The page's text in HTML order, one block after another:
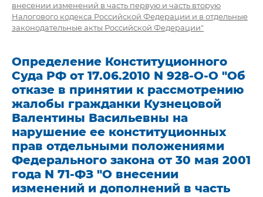
внесении изменений в часть первую и часть вторую
Налогового кодекса Российской Федерации и в отдельные
законодательные акты Российской Федерации"
Определение Конституционного
Суда РФ от 17.06.2010 N 928-О-О "Об
отказе в принятии к рассмотрению
жалобы гражданки Кузнецовой
Валентины Васильевны на
нарушение ее конституционных
прав отдельными положениями
Федерального закона от 30 мая 2001
года N 71-ФЗ "О внесении
изменений и дополнений в часть